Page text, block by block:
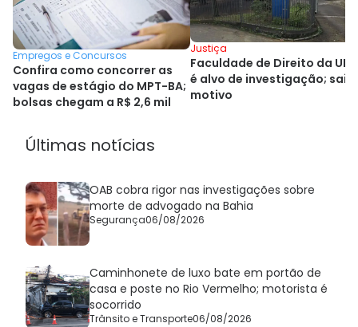
Empregos e Concursos
Confira como concorrer as
vagas de estágio do MPT-BA;
bolsas chegam a R$ 2,6 mil
Justiça
Faculdade de Direito da
é alvo de investigação;
motivo
Últimas notícias
OAB cobra rigor nas investigações sobre
morte de advogado na Bahia
Segurança06/08/2026
Caminhonete de luxo bate em portão de
casa e poste no Rio Vermelho; motorista é
socorrido
Trânsito e Transporte06/08/2026